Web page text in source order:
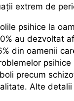
extrem de
psihice la
au dezvoltat
din oamenii
psihice
precum
Alte detalii